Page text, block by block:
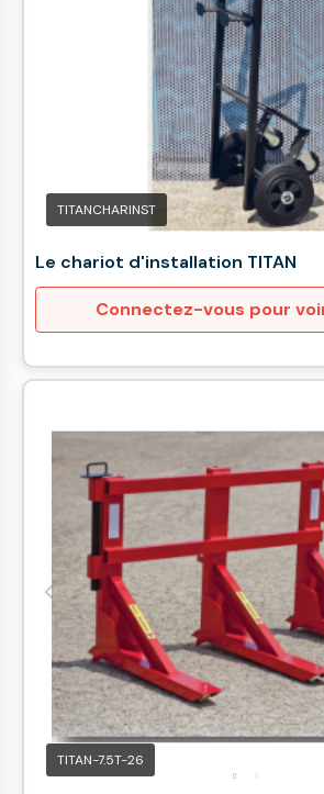
TITANCHARINST
Le chariot d'installation TITAN
Connectez-vous pour
TITAN-7.5T-26